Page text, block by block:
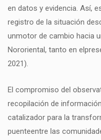
en datos y evidencia. Así,
registro de la situación
unmotor de cambio hacia
Nororiental, tanto en
2021).
El compromiso del
recopilación de
catalizador para la
puenteentre las